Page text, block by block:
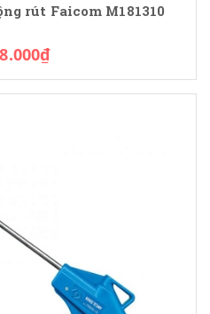
rút Faicom M181310